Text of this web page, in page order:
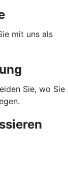
mit uns als
Sie, wo Sie